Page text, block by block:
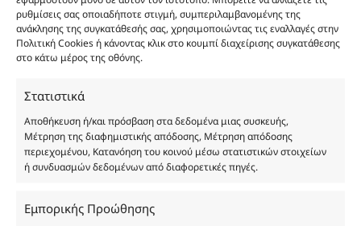
ρυθμίσεις σας οποιαδήποτε στιγμή, συμπεριλαμβανομένης της
ανάκλησης της συγκατάθεσής σας, χρησιμοποιώντας τις εναλλαγές στην
Πολιτική Cookies ή κάνοντας κλικ στο κουμπί διαχείρισης συγκατάθεσης
στο κάτω μέρος της οθόνης.
Στατιστικά
Αποθήκευση ή/και πρόσβαση στα δεδομένα μιας συσκευής,
Μέτρηση της διαφημιστικής απόδοσης, Μέτρηση απόδοσης
περιεχομένου, Κατανόηση του κοινού μέσω στατιστικών στοιχείων
ή συνδυασμών δεδομένων από διαφορετικές πηγές.
Εμπορικής Προώθησης
καλάθι
Body Butter Bulgari Femme 200ml €12.00
Body Butter Bulgari Femme 200ml ποσότητα
Προσθήκη
στο
Εποχές:ΑΝΟΙΞΗ, ΚΑΛΟΚΑΙΡΙ
Αρωματική Νότα:FLORAL, ROSE VIOLET
Συστατικά:Alcohol Denat, Aqua, PEG-40 Hydrogenated Castor Oil, Parfum,
Benzyl Alcohol, Benzyl Benzoate, Benzyl Salicylate, Cinnamal, Cinnamyl
Prunastri Extract, Eugenol, Geraniol, Hydroxycitronellal, Isoeugenol,